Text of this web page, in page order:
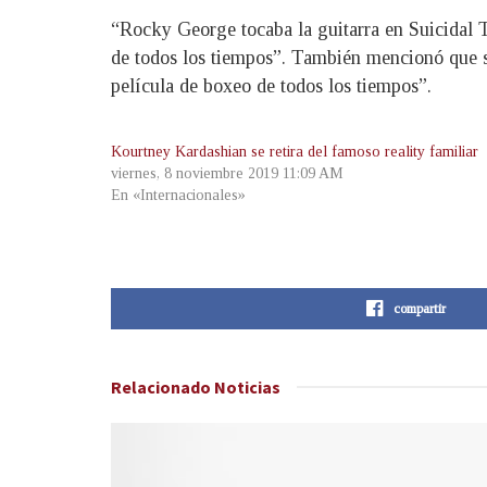
“Rocky George tocaba la guitarra en Suicidal
de todos los tiempos”. También mencionó
película de boxeo de todos los tiempos”.
Kourtney Kardashian se retira del famoso reality familiar
viernes, 8 noviembre 2019 11:09 AM
En «Internacionales»
compartir
Relacionado Noticias